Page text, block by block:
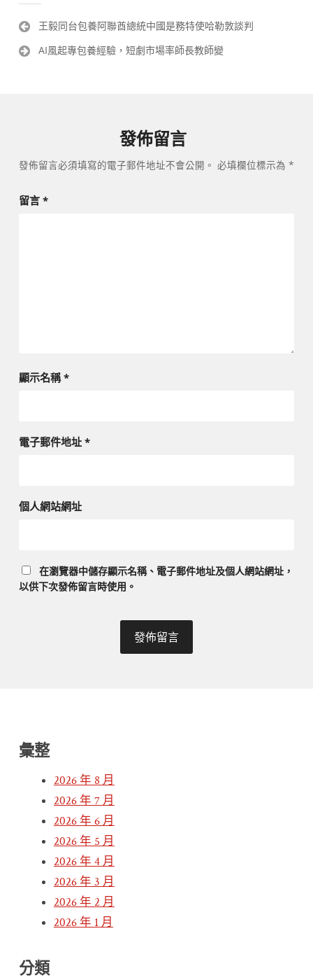
文
導
王毅同台包養阿聯酋總統中國是務特使哈勒敦談判
AI風起專包養經驗，短劇市場率師長教師變
發佈留言
發佈留言必須填寫的電子郵件地址不會公開。 必填欄位標示為 *
留言 *
顯示名稱*
電子郵件地址 *
個人網站網址
在瀏覽器中儲存顯示名稱、電子郵件地址及個人網站網址，
以供下次發佈留言時使用。
彙整
2026 年 8 月
2026 年 7 月
2026 年 6 月
2026 年 5 月
2026 年 4 月
2026 年 3 月
2026 年 2 月
2026 年 1 月
分類